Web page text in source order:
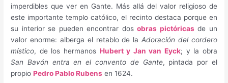
imperdibles que ver en Gante. Más allá del valor religioso de
este importante templo católico, el recinto destaca porque en
su interior se pueden encontrar dosobras pictóricasde un
valor enorme: alberga el retablo de laAdoración del cordero
místico, de los hermanos Hubert y Jan van Eyck; y la obra
San Bavón entra en el convento de Gante, pintada por el
propioPedro Pablo Rubens en 1624.